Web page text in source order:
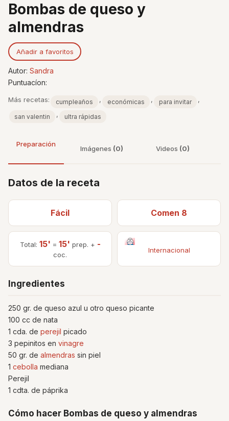
Bombas de queso y
almendras
Añadir a favoritos
Autor: Sandra
Puntuacíon:
Más recetas: cumpleaños , económicas , para invitar ,
san valentin , ultra rápidas
Preparación
Imágenes (0) Videos (0)
Datos de la receta
Fácil Comen 8
Total: 15' = 15' prep. + -
coc.
Internacional
Ingredientes
250 gr. de queso azul u otro queso picante
100 cc de nata
1 cda. de perejil picado
3 pepinitos en vinagre
50 gr. de almendras sin piel
1 cebolla mediana
Perejil
1 cdta. de páprika
Cómo hacer Bombas de queso y almendras